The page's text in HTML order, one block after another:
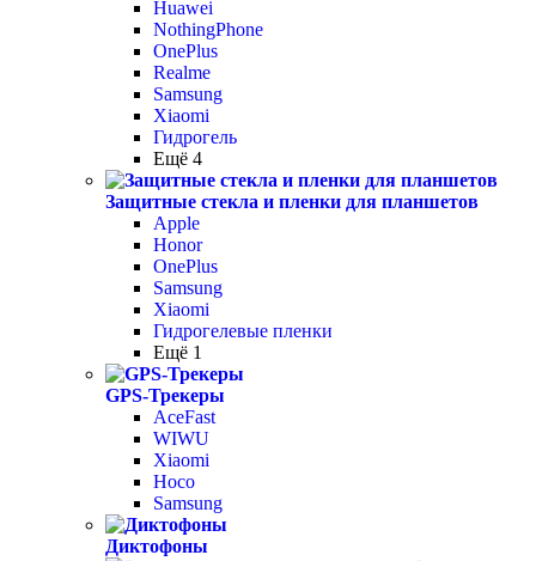
Huawei
NothingPhone
OnePlus
Realme
Samsung
Xiaomi
Гидрогель
Ещё 4
Защитные стекла и пленки для планшетов
Apple
Honor
OnePlus
Samsung
Xiaomi
Гидрогелевые пленки
Ещё 1
GPS-Трекеры
AceFast
WIWU
Xiaomi
Hoco
Samsung
Диктофоны